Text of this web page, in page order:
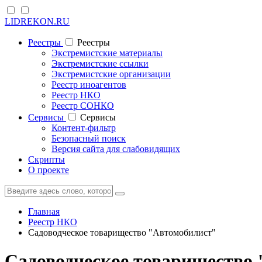
LIDREKON.RU
Реестры
Реестры
Экстремистские материалы
Экстремистские ссылки
Экстремистские организации
Реестр иноагентов
Реестр НКО
Реестр СОНКО
Cервисы
Cервисы
Контент-фильтр
Безопасный поиск
Версия сайта для слабовидящих
Скрипты
О проекте
Главная
Реестр НКО
Садоводческое товарищество "Автомобилист"